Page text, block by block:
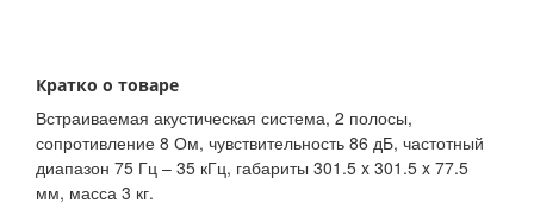
Кратко о товаре
Встраиваемая акустическая система, 2 полосы,
сопротивление 8 Ом, чувствительность 86 дБ, частотный
диапазон 75 Гц – 35 кГц, габариты 301.5 x 301.5 x 77.5
мм, масса 3 кг.